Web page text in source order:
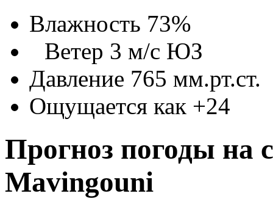
Влажность 73%
Ветер 3 м/с ЮЗ
Давление 765 мм.рт.ст.
Ощущается как +24
Прогноз погоды на
Mavingouni